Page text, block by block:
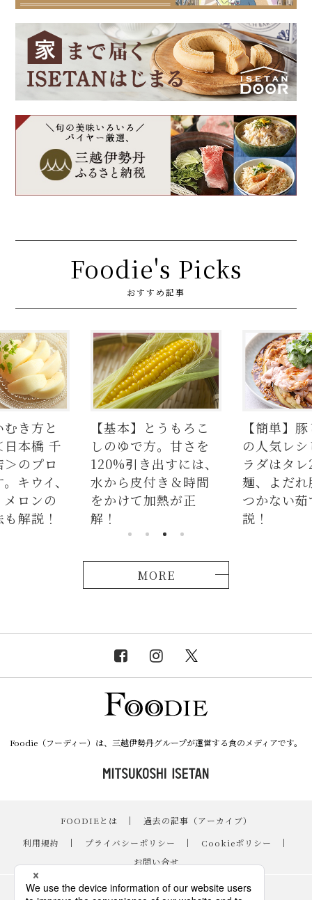
Foodie's Picks
おすすめ記事
き方と
本橋 千
のプロ
キウイ、
ロンの
解説！
【基本】とうもろこ
しのゆで方。甘さを
120%引き出すには、
水から皮付き＆時間
をかけて加熱が正
解！
【簡単】
の人気レ
ラダはタ
麺、よだ
つかない
説！
MORE
Foodie（フーディー）は、三越伊勢丹グループが運営する食のメディアです。
FOODIEとは ｜
過去の記事（アーカイブ）
｜
利用規約 ｜ プライバシーポリシー ｜ Cookieポリシー
｜
お問い合せ
レシピ ｜ スイーツ